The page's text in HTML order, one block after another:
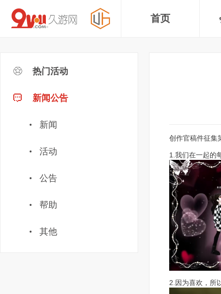
首页
热门活动
新闻公告
新闻
活动
公告
帮助
其他
创作官稿件征集
1.我们在一起的
2.因为喜欢，所